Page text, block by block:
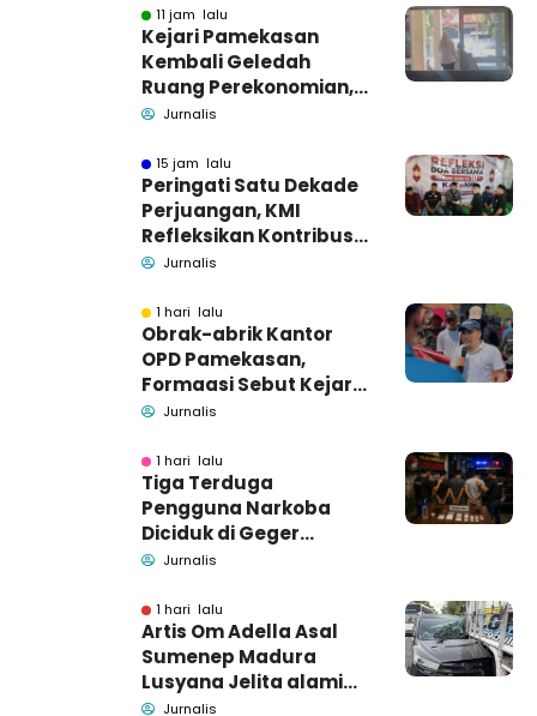
11 jam lalu
Kejari Pamekasan
Kembali Geledah
Ruang Perekonomian,
Pidsus: Tunggu Saja!
Jurnalis
15 jam lalu
Peringati Satu Dekade
Perjuangan, KMI
Refleksikan Kontribusi
untuk Masyarakat
Jurnalis
1 hari lalu
Obrak-abrik Kantor
OPD Pamekasan,
Formaasi Sebut Kejari
Pamekasan
Jurnalis
1 hari lalu
Tiga Terduga
Pengguna Narkoba
Diciduk di Geger
Bangkalan, Polisi Masih
Barang Bukti
Jurnalis
1 hari lalu
Artis Om Adella Asal
Sumenep Madura
Lusyana Jelita alami
kecelakaan di Wonogiri
Jurnalis